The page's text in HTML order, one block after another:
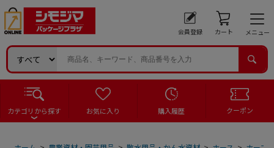
会員登録 カート メニュー
カテゴリから探す お気に入り 購入履歴 クーポン